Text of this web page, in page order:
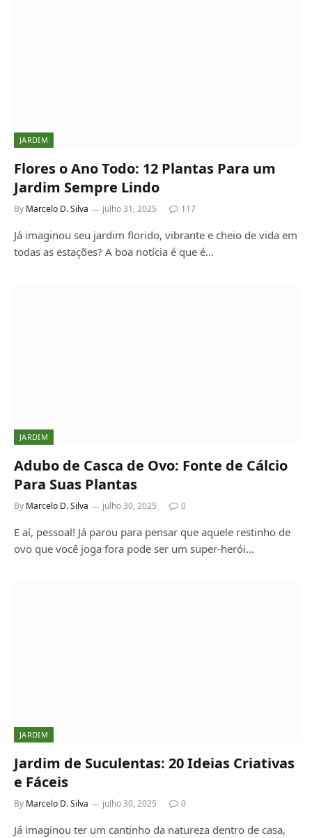
JARDIM
Flores o Ano Todo: 12 Plantas Para um
Jardim Sempre Lindo
By Marcelo D. Silva julho 31, 2025 117
Já imaginou seu jardim florido, vibrante e cheio de vida em
todas as estações? A boa notícia é que é…
JARDIM
Adubo de Casca de Ovo: Fonte de Cálcio
Para Suas Plantas
By Marcelo D. Silva julho 30, 2025 0
E aí, pessoal! Já parou para pensar que aquele restinho de
ovo que você joga fora pode ser um super-herói…
JARDIM
Jardim de Suculentas: 20 Ideias Criativas
e Fáceis
By Marcelo D. Silva julho 30, 2025 0
Já imaginou ter um cantinho da natureza dentro de casa,